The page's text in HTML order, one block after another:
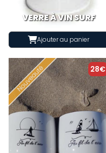
VERRE À VIN SURF
Ajouter au panier
28€